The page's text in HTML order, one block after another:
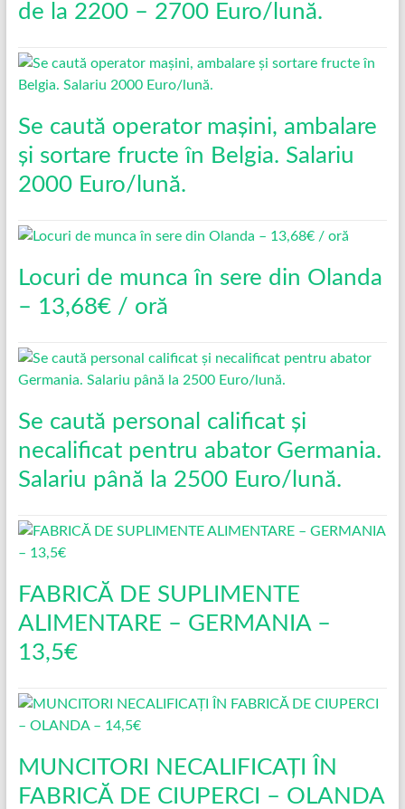
de la 2200 – 2700 Euro/lună.
Se caută operator mașini, ambalare
și sortare fructe în Belgia. Salariu
2000 Euro/lună.
Locuri de munca în sere din Olanda
– 13,68€ / oră
Se caută personal calificat și
necalificat pentru abator Germania.
Salariu până la 2500 Euro/lună.
FABRICĂ DE SUPLIMENTE
ALIMENTARE – GERMANIA –
13,5€
MUNCITORI NECALIFICAȚI ÎN
FABRICĂ DE CIUPERCI – OLANDA